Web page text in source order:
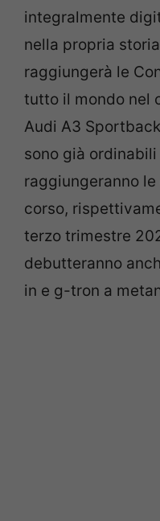
integralmente
nella propria
raggiungerà le
tutto il mondo nel
Audi A3
sono già
raggiungeranno
corso,
terzo trimestre
debutteranno
in e g-tron a